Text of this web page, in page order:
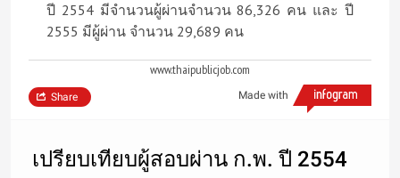
ปี 2554 มีจำนวนผู้ผ่านจำนวน 86,326 คน และ ปี
2555 มีผู้ผ่าน จำนวน 29,689 คน
www.thaipublicjob.com
Made with
Share
เปรียบเทียบผู้สอบผ่าน ก.พ. ปี 2554